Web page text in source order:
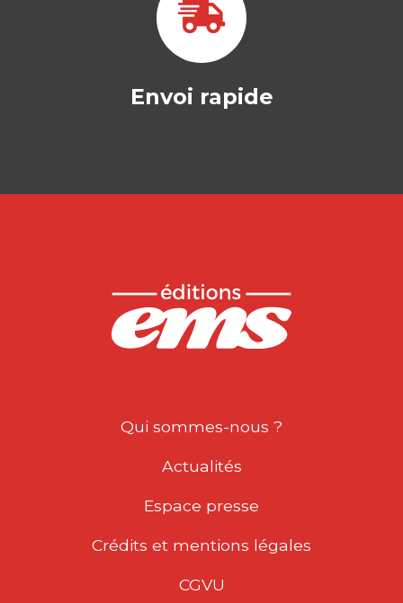
Envoi rapide
Qui sommes-nous ?
Actualités
Espace presse
Crédits et mentions légales
CGVU